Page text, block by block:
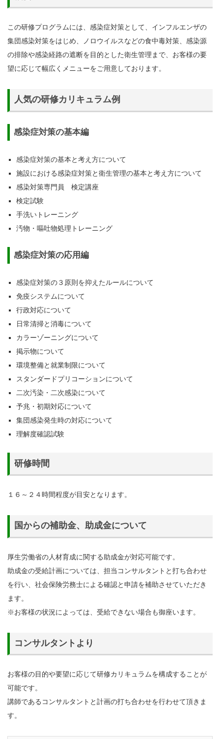
この研修プログラムには、感染症対策として、インフルエンザの
集団感染対策をはじめ、ノロウイルスなどの食中毒対策、感染源
の排除や感染経路の遮断を目的とした衛生管理まで、お客様の要
望に応じて幅広くメニューをご用意しております。
人気の研修カリキュラム例
感染症対策の基本編
感染症対策の基本と考え方について
施設における感染症対策と衛生管理の基本と考え方について
感染対策専門員 検定講座
検定試験
手洗いトレーニング
汚物・嘔吐物処理トレーニング
感染症対策の応用編
感染症対策の３原則を抑えたルールについて
免疫システムについて
行政対応について
日常清掃と消毒について
カラーゾーニングについて
掲示物について
環境整備と就業制限について
スタンダードプリコーションについて
二次汚染・二次感染について
予兆・初期対応について
集団感染発生時の対応について
理解度確認試験
研修時間
１６～２４時間程度が目安となります。
国からの補助金、助成金について
厚生労働省の人材育成に関する助成金が対応可能です。
助成金の受給計画については、担当コンサルタントと打ち合わせ
を行い、社会保険労務士による確認と申請を補助させていただき
ます。
※お客様の状況によっては、受給できない場合も御座います。
コンサルタントより
お客様の目的や要望に応じて研修カリキュラムを構成することが
可能です。
講師であるコンサルタントと計画の打ち合わせを行わせて頂きま
す。